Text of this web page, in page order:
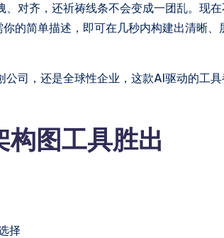
对齐，还祈祷线条不会变成一团乱。现在
你的简单描述，即可在几秒内构建出清晰
司，还是全球性企业，这款AI驱动的工
图工具胜出
择